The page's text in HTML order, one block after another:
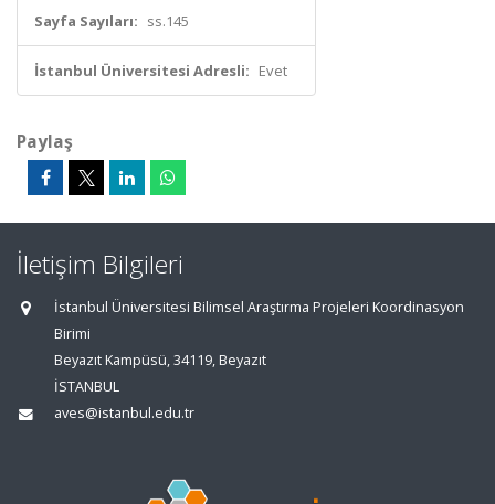
Sayfa Sayıları: ss.145
İstanbul Üniversitesi Adresli: Evet
Paylaş
İletişim Bilgileri
İstanbul Üniversitesi Bilimsel Araştırma Projeleri Koordinasyon
Birimi
Beyazıt Kampüsü, 34119, Beyazıt
İSTANBUL
aves@istanbul.edu.tr